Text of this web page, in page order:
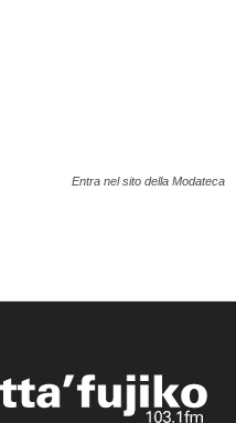
Entra nel sito della Modateca